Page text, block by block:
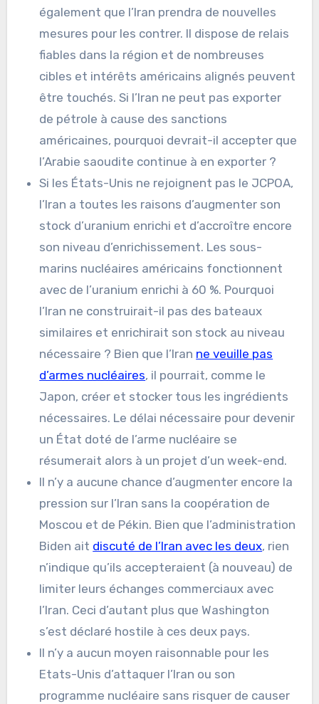
également que l’Iran prendra de nouvelles
mesures pour les contrer. Il dispose de relais
fiables dans la région et de nombreuses
cibles et intérêts américains alignés peuvent
être touchés. Si l’Iran ne peut pas exporter
de pétrole à cause des sanctions
américaines, pourquoi devrait-il accepter que
l’Arabie saoudite continue à en exporter ?
Si les États-Unis ne rejoignent pas le JCPOA,
l’Iran a toutes les raisons d’augmenter son
stock d’uranium enrichi et d’accroître encore
son niveau d’enrichissement. Les sous-
marins nucléaires américains fonctionnent
avec de l’uranium enrichi à 60 %. Pourquoi
l’Iran ne construirait-il pas des bateaux
similaires et enrichirait son stock au niveau
nécessaire ? Bien que l’Iran ne veuille pas
d’armes nucléaires, il pourrait, comme le
Japon, créer et stocker tous les ingrédients
nécessaires. Le délai nécessaire pour devenir
un État doté de l’arme nucléaire se
résumerait alors à un projet d’un week-end.
Il n’y a aucune chance d’augmenter encore la
pression sur l’Iran sans la coopération de
Moscou et de Pékin. Bien que l’administration
Biden ait discuté de l’Iran avec les deux, rien
n’indique qu’ils accepteraient (à nouveau) de
limiter leurs échanges commerciaux avec
l’Iran. Ceci d’autant plus que Washington
s’est déclaré hostile à ces deux pays.
Il n’y a aucun moyen raisonnable pour les
Etats-Unis d’attaquer l’Iran ou son
programme nucléaire sans risquer de causer